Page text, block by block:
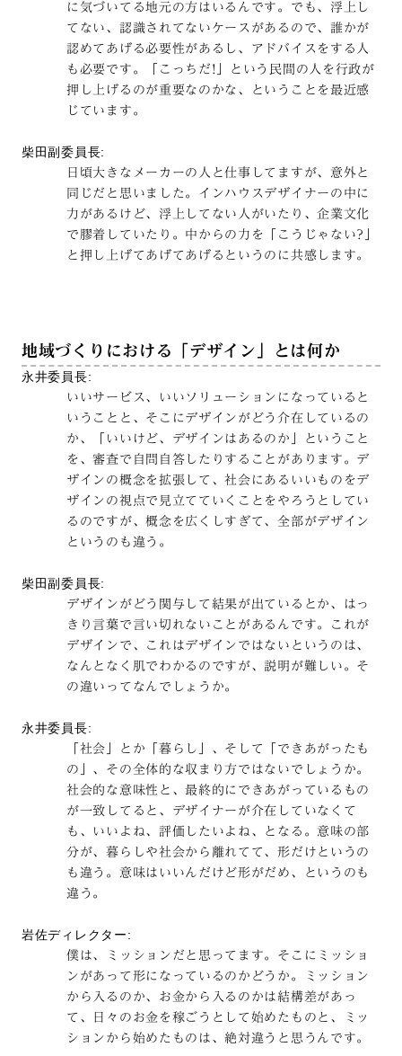
に気づいてる地元の方はいるんです。でも、浮上し
てない、認識されてないケースがあるので、誰かが
認めてあげる必要性があるし、アドバイスをする人
も必要です。「こっちだ!」という民間の人を行政が
押し上げるのが重要なのかな、ということを最近感
じています。
柴田副委員長:
日頃大きなメーカーの人と仕事してますが、意外と
同じだと思いました。インハウスデザイナーの中に
力があるけど、浮上してない人がいたり、企業文化
で膠着していたり。中からの力を「こうじゃない?」
と押し上げてあげてあげるというのに共感します。
地域づくりにおける「デザイン」とは何か
永井委員長:
いいサービス、いいソリューションになっていると
いうことと、そこにデザインがどう介在しているの
か、「いいけど、デザインはあるのか」ということ
を、審査で自問自答したりすることがあります。デ
ザインの概念を拡張して、社会にあるいいものをデ
ザインの視点で見立てていくことをやろうとしてい
るのですが、概念を広くしすぎて、全部がデザイン
というのも違う。
柴田副委員長:
デザインがどう関与して結果が出ているとか、はっ
きり言葉で言い切れないことがあるんです。これが
デザインで、これはデザインではないというのは、
なんとなく肌でわかるのですが、説明が難しい。そ
の違いってなんでしょうか。
永井委員長:
「社会」とか「暮らし」、そして「できあがったも
の」、その全体的な収まり方ではないでしょうか。
社会的な意味性と、最終的にできあがっているもの
が一致してると、デザイナーが介在していなくて
も、いいよね、評価したいよね、となる。意味の部
分が、暮らしや社会から離れてて、形だけというの
も違う。意味はいいんだけど形がだめ、というのも
違う。
岩佐ディレクター:
僕は、ミッションだと思ってます。そこにミッショ
ンがあって形になっているのかどうか。ミッション
から入るのか、お金から入るのかは結構差があっ
て、日々のお金を稼ごうとして始めたものと、ミッ
ションから始めたものは、絶対違うと思うんです。